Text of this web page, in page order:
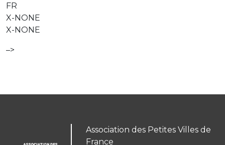
FR
X-NONE
X-NONE
–>
Association des Petites Villes de
France